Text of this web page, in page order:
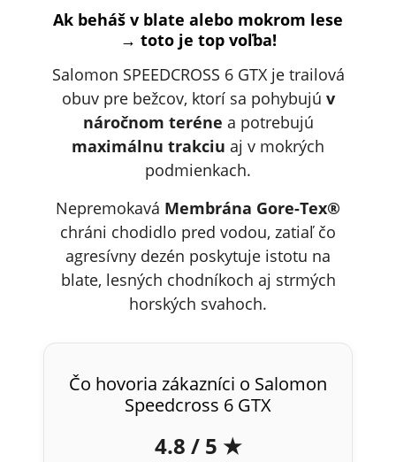
Ak beháš v blate alebo mokrom lese
→ toto je top voľba!
Salomon SPEEDCROSS 6 GTX je trailová
obuv pre bežcov, ktorí sa pohybujú v
náročnom teréne a potrebujú
maximálnu trakciu aj v mokrých
podmienkach.
Nepremokavá Membrána Gore-Tex®
chráni chodidlo pred vodou, zatiaľ čo
agresívny dezén poskytuje istotu na
blate, lesných chodníkoch aj strmých
horských svahoch.
Čo hovoria zákazníci o Salomon
Speedcross 6 GTX
4.8 / 5 ★